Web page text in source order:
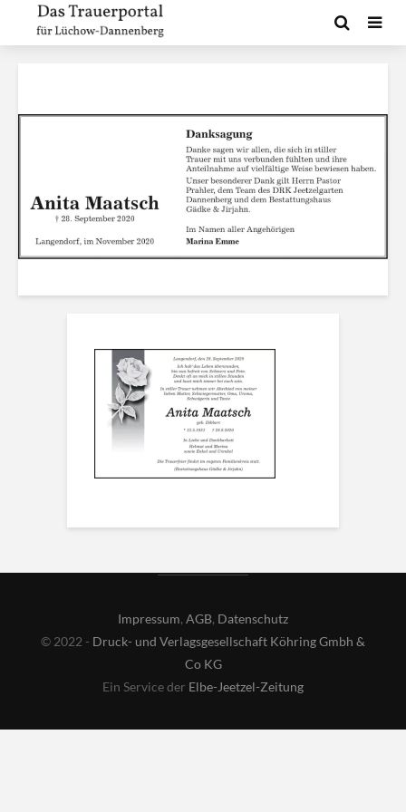
Impressum, AGB, Datenschutz
© 2022 - Druck- und Verlagsgesellschaft Köhring Gmbh &
Co KG
Ein Service der Elbe-Jeetzel-Zeitung